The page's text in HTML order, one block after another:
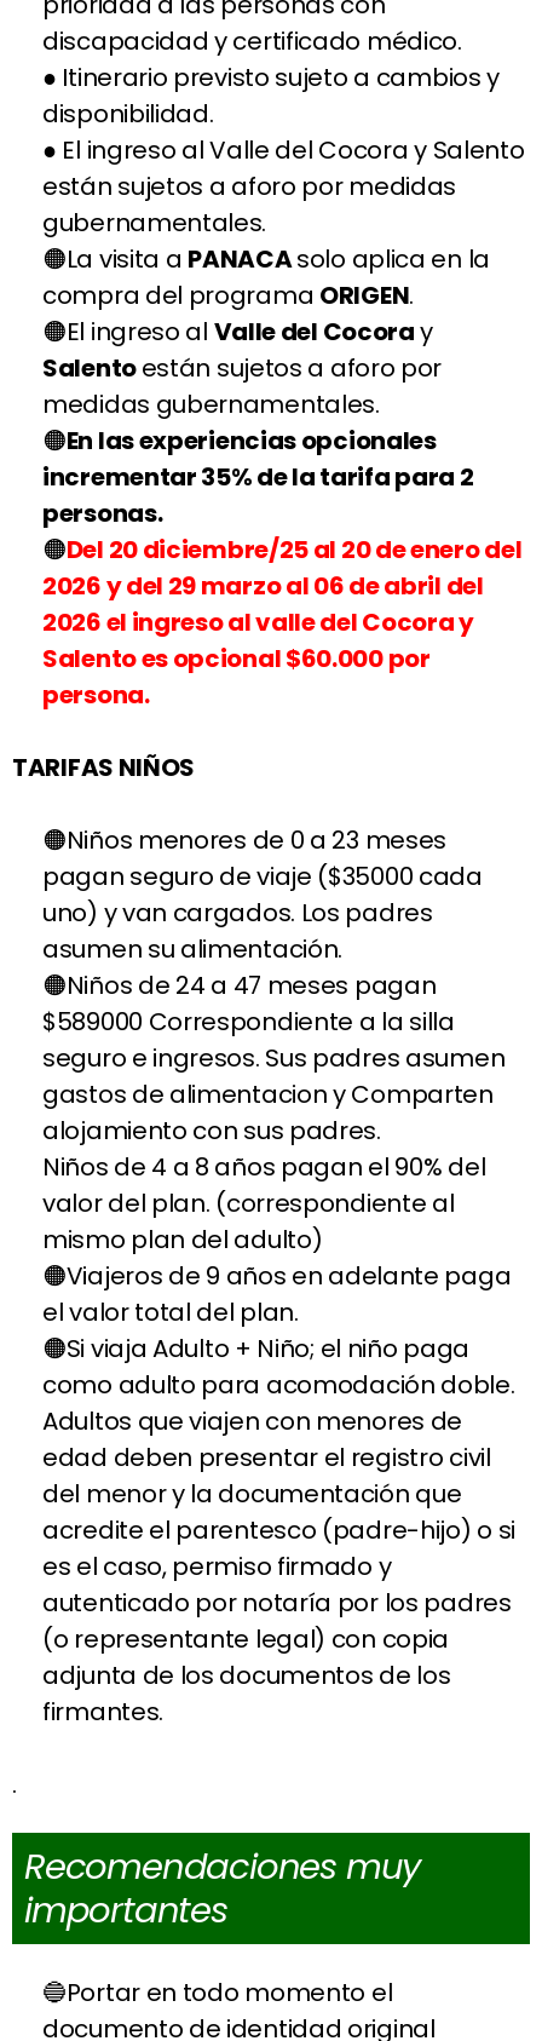
discapacidad y certificado médico.
● Itinerario previsto sujeto a cambios y
disponibilidad.
● El ingreso al Valle del Cocora y Salento
están sujetos a aforo por medidas
gubernamentales.
La visita a PANACAsolo aplica en la
compra del programa ORIGEN.
El ingreso al Valle del Cocoray
Salentoestán sujetos a aforo por
medidas gubernamentales.
En las experiencias opcionales
incrementar 35% de la tarifa para 2
personas.
Del 20 diciembre/25 al 20 de enero del
2026 y del 29 marzo al 06 de abril del
2026 el ingreso al valle del Cocora y
Salento es opcional $60.000 por
persona.
TARIFAS NIÑOS
Niños menores de 0 a 23 meses
pagan seguro de viaje ($35000 cada
uno) y van cargados. Los padres
asumen su alimentación.
Niños de 24 a 47 meses pagan
$589000 Correspondiente a la silla
seguro e ingresos. Sus padres asumen
gastos de alimentacion y Comparten
alojamiento con sus padres.
Niños de 4 a 8 años pagan el 90% del
valor del plan. (correspondiente al
mismo plan del adulto)
Viajeros de 9 años en adelante paga
el valor total del plan.
Si viaja Adulto + Niño; el niño paga
como adulto para acomodación doble.
Adultos que viajen con menores de
edad deben presentar el registro civil
del menor y la documentación que
acredite el parentesco (padre-hijo) o si
es el caso, permiso firmado y
autenticado por notaría por los padres
(o representante legal) con copia
adjunta de los documentos de los
firmantes.
.
Recomendaciones muy
importantes
Portar en todo momento el
documento de identidad original